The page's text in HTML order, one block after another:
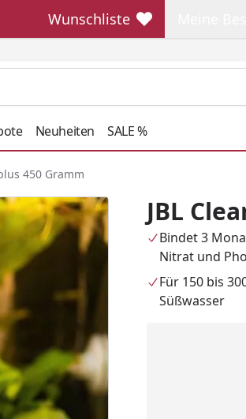
Wunschliste
Wunschliste
Neuheiten SALE %
450 Gramm
JBL
Bindet 3
Nitrat und
Für 150 bis
Süßwasser